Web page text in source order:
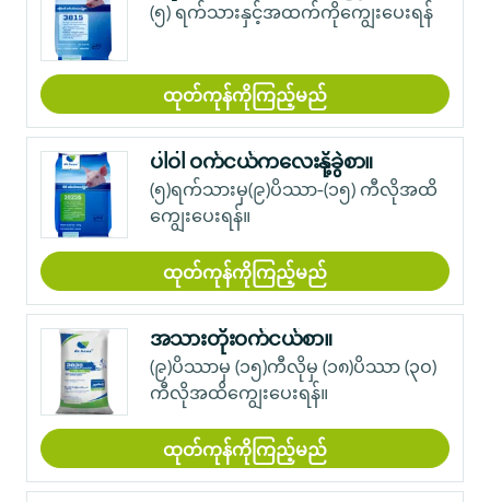
(၅) ရက်သားနှင့်အထက်ကိုကျွေးပေးရန်
ထုတ်ကုန်ကိုကြည့်မည်
ပါဝါ ဝက်ငယ်ကလေးနို့ခွဲစာ။
(၅)ရက်သားမှ(၉)ပိဿာ-(၁၅) ကီလိုအထိ
ကျွေးပေးရန်။
ထုတ်ကုန်ကိုကြည့်မည်
အသားတိုးဝက်ငယ်စာ။
(၉)ပိဿာမှ (၁၅)ကီလိုမှ (၁၈)ပိဿာ (၃ဝ)
ကီလိုအထိကျွေးပေးရန်။
ထုတ်ကုန်ကိုကြည့်မည်